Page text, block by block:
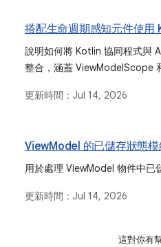
搭配生命週期感知元件使用
說明如何將 Kotlin 協同程式與
整合，涵蓋 ViewModelScope
更新時間： Jul 14, 2026
ViewModel 的已儲存狀態模
用於處理 ViewModel 物件中已
更新時間： Jul 14, 2026
這對你有